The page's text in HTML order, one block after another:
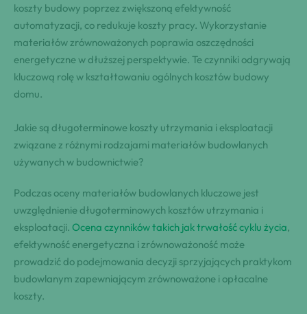
koszty budowy poprzez zwiększoną efektywność
automatyzacji, co redukuje koszty pracy. Wykorzystanie
materiałów zrównoważonych poprawia oszczędności
energetyczne w dłuższej perspektywie. Te czynniki odgrywają
kluczową rolę w kształtowaniu ogólnych kosztów budowy
domu.
Jakie są długoterminowe koszty utrzymania i eksploatacji
związane z różnymi rodzajami materiałów budowlanych
używanych w budownictwie?
Podczas oceny materiałów budowlanych kluczowe jest
uwzględnienie długoterminowych kosztów utrzymania i
eksploatacji. Ocena czynników takich jak trwałość cyklu życia,
efektywność energetyczna i zrównoważoność może
prowadzić do podejmowania decyzji sprzyjających praktykom
budowlanym zapewniającym zrównoważone i opłacalne
koszty.